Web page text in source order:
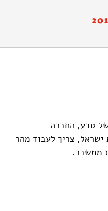
טבע, החברה
ישראל, צריך לעבוד מהר
ממשבר.